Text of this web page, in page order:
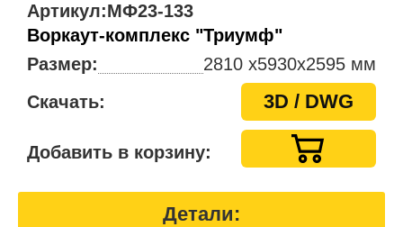
Артикул:МФ23-133
Воркаут-комплекс "Триумф"
Размер:
2810 x5930х2595 мм
Скачать:
3D / DWG
Добавить в корзину:
Детали: